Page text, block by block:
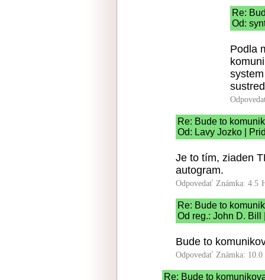
Re:
Od:
Podla
Re: Bude to
Od: Lavy Jozko |
Je to tím, ziaden
autogram.
Odpovedať Známka: 4.5
Re: Bude to
Od reg.: John D. Bill
Bude to
Odpovedať Známka: 10.0
Re: Bude to